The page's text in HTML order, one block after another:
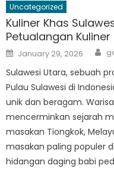
Uncategorized
Kuliner Khas
Petualangan Kuliner
Posted
on
January 29, 2026
Sulawesi Utara, sebuah
Pulau Sulawesi di
unik dan beragam.
mencerminkan sejarah
masakan Tiongkok,
masakan paling populer
hidangan daging babi